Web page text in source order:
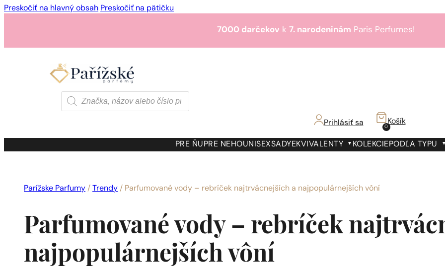
Preskočiť na hlavný obsah Preskočiť na pätičku
7000 darčekov k 7. narodeninám Paris Perfumes!
1 - 3 ks.
Products
search
Prihlásiť sa 0
Košík
PRE ŇU PRE NEHOUNISEXSADY EKVIVALENTY KOLEKCIEPODĽA TYPU
Parížske Parfumy / Trendy / Parfumované vody – rebríček najtrvácnejších a najpopulárnejších vôní
Parfumované vody – rebríček
najpopulárnejších vôní